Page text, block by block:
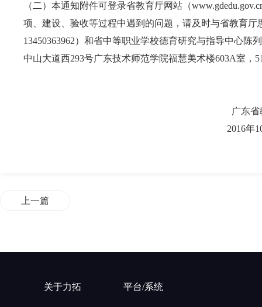
（二）本通知附件可登录省教育厅网站（
项、建设、验收等过程中遇到的问题，请及时与省教育厅
13450363962）和省中等职业学校德育研究与指导中心陈
中山大道西293号广东技术师范学院福慧美术楼603A室，
广东省教育
2016年10月10
上一篇
关于力拓 平台/系统